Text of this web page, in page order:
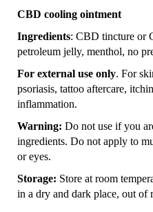
CBD cooling ointment
Ingredients: CBD tincture or
petroleum jelly, menthol, no
For external use only. For
psoriasis, tattoo aftercare,
inflammation.
Warning: Do not use if you
ingredients. Do not apply to
or eyes.
Storage: Store at room
in a dry and dark place, out of